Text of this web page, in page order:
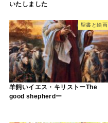
いたしました
聖書と絵画
羊飼いイエス・キリストーThe
good shepherdー